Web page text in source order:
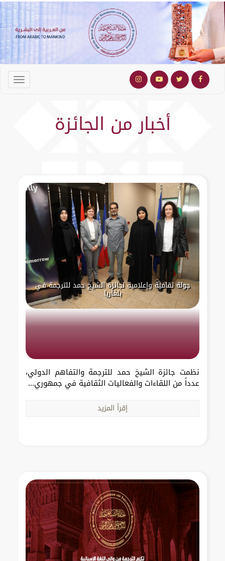
أخبار من الجائزة
جولة ثقافية وإعلامية لجائزة الشيخ حمد للترجمة في
بلغاريا
نظمت جائزة الشيخ حمد للترجمة والتفاهم الدولي،
عدداً من اللقاءات والفعاليات الثقافية في جمهوري...
إقرأ المزيد